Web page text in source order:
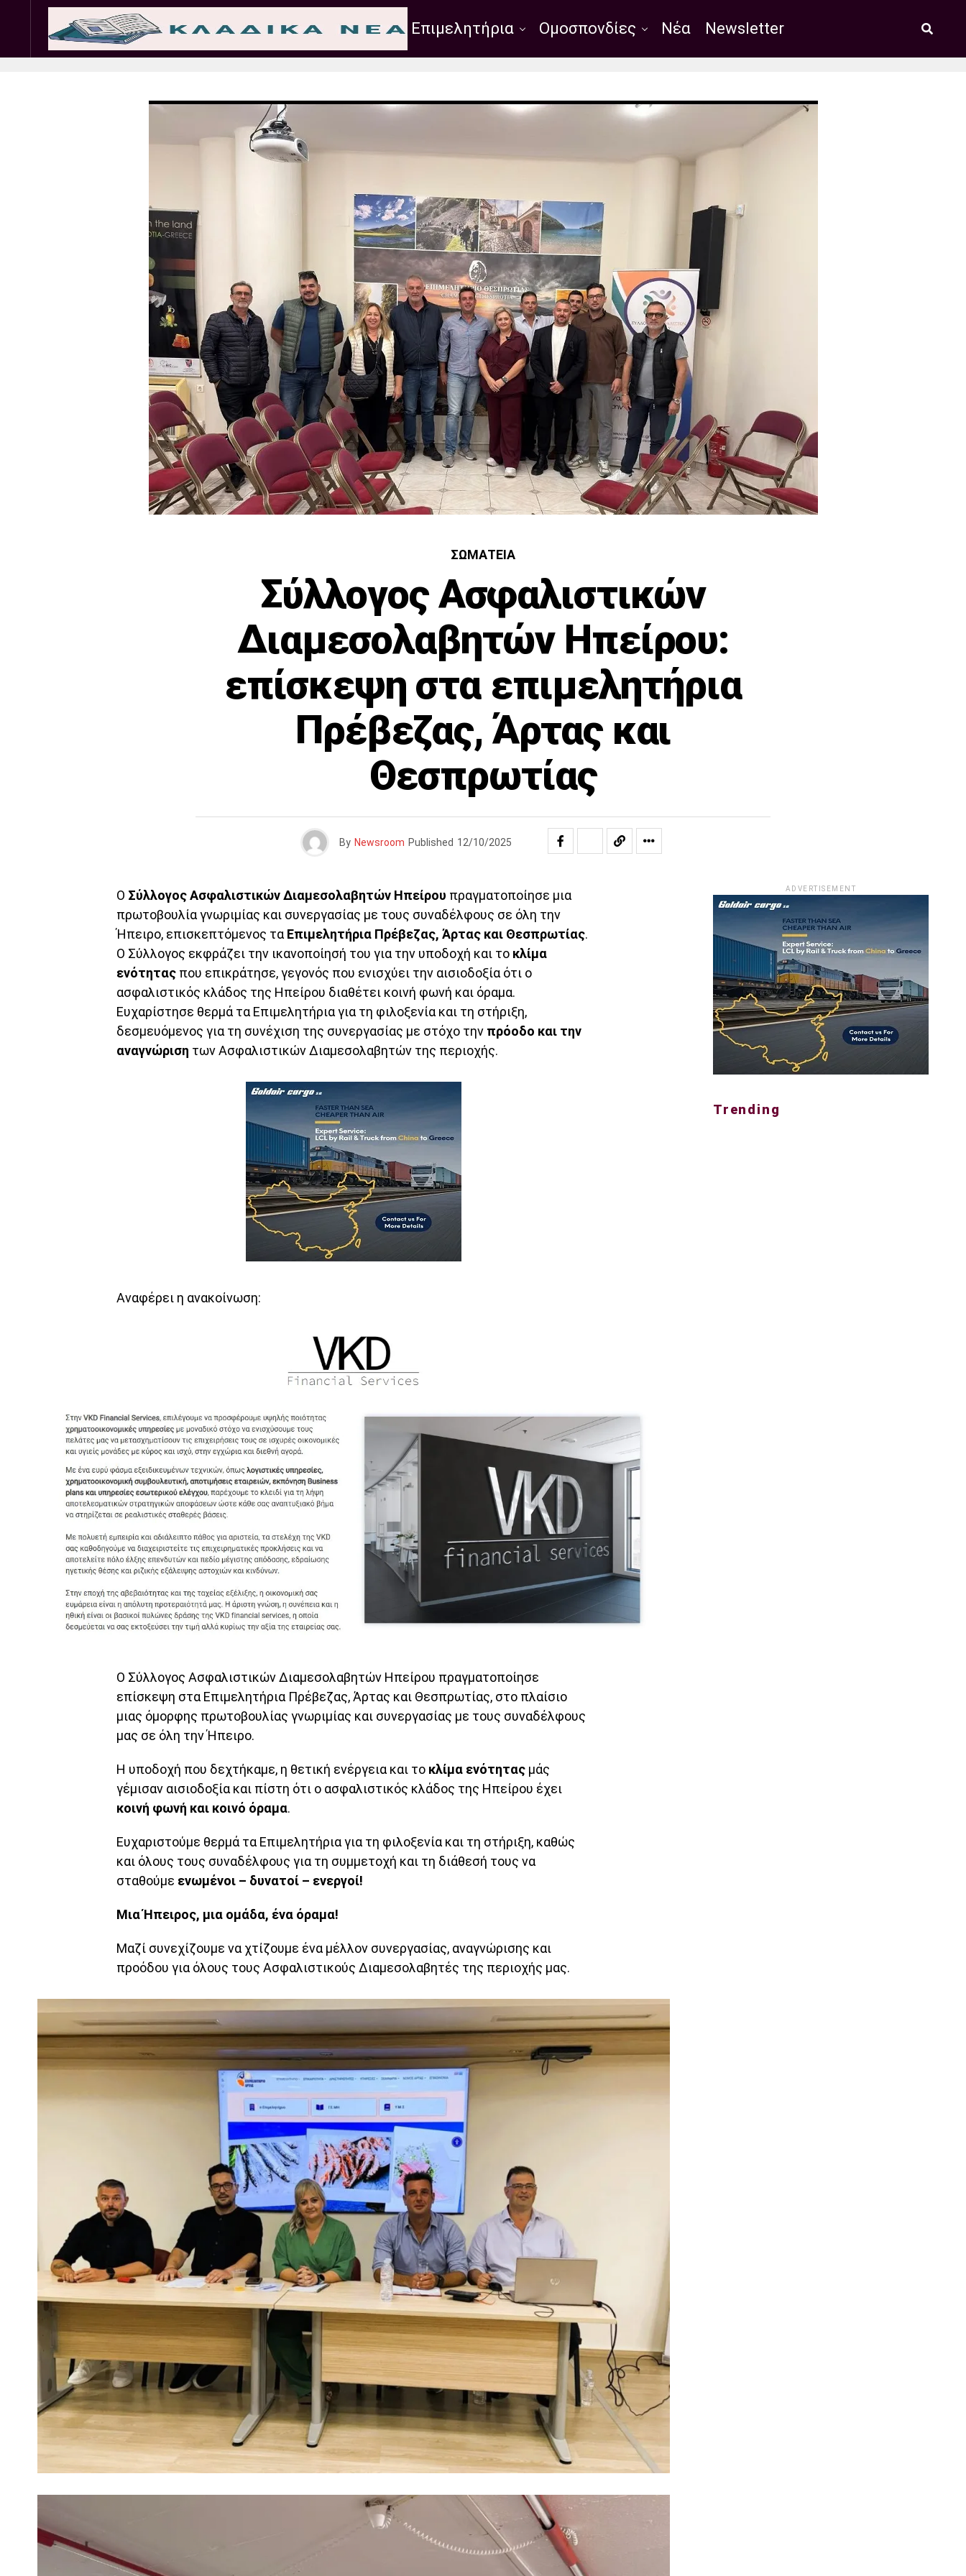
Σωματεία Εμπ. Σύλλογοι Επιμελητήρια Ομοσπονδίες Νέα Newsletter
ΣΩΜΑΤΕΊΑ
Σύλλογος Ασφαλιστικών
Διαμεσολαβητών Ηπείρου:
επίσκεψη στα επιμελητήρια
Πρέβεζας, Άρτας και
Θεσπρωτίας
By Newsroom Published 12/10/2025
Ο Σύλλογος Ασφαλιστικών Διαμεσολαβητών Ηπείρου πραγματοποίησε μια
πρωτοβουλία γνωριμίας και συνεργασίας με τους συναδέλφους σε όλη την
Ήπειρο, επισκεπτόμενος τα Επιμελητήρια Πρέβεζας, Άρτας και Θεσπρωτίας.
Ο Σύλλογος εκφράζει την ικανοποίησή του για την υποδοχή και το κλίμα
ενότητας που επικράτησε, γεγονός που ενισχύει την αισιοδοξία ότι ο
ασφαλιστικός κλάδος της Ηπείρου διαθέτει κοινή φωνή και όραμα.
Ευχαρίστησε θερμά τα Επιμελητήρια για τη φιλοξενία και τη στήριξη,
δεσμευόμενος για τη συνέχιση της συνεργασίας με στόχο την πρόοδο και την
αναγνώριση των Ασφαλιστικών Διαμεσολαβητών της περιοχής.
Αναφέρει η ανακοίνωση:
Ο Σύλλογος Ασφαλιστικών Διαμεσολαβητών Ηπείρου πραγματοποίησε
επίσκεψη στα Επιμελητήρια Πρέβεζας, Άρτας και Θεσπρωτίας, στο πλαίσιο
μιας όμορφης πρωτοβουλίας γνωριμίας και συνεργασίας με τους συναδέλφους
μας σε όλη την Ήπειρο.
Η υποδοχή που δεχτήκαμε, η θετική ενέργεια και το κλίμα ενότητας μάς
γέμισαν αισιοδοξία και πίστη ότι ο ασφαλιστικός κλάδος της Ηπείρου έχει
κοινή φωνή και κοινό όραμα.
Ευχαριστούμε θερμά τα Επιμελητήρια για τη φιλοξενία και τη στήριξη, καθώς
και όλους τους συναδέλφους για τη συμμετοχή και τη διάθεσή τους να
σταθούμε ενωμένοι – δυνατοί – ενεργοί!
Μια Ήπειρος, μια ομάδα, ένα όραμα!
Μαζί συνεχίζουμε να χτίζουμε ένα μέλλον συνεργασίας, αναγνώρισης και
προόδου για όλους τους Ασφαλιστικούς Διαμεσολαβητές της περιοχής μας.
ADVERTISEMENT
Trending